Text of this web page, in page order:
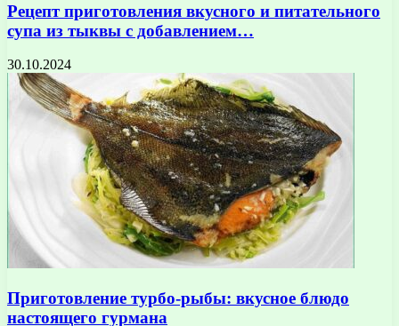
Рецепт приготовления вкусного и питательного
супа из тыквы с добавлением…
30.10.2024
Приготовление турбо-рыбы: вкусное блюдо
настоящего гурмана